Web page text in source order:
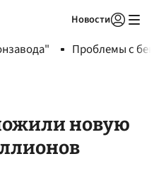
Новости
Проблемы с
новую